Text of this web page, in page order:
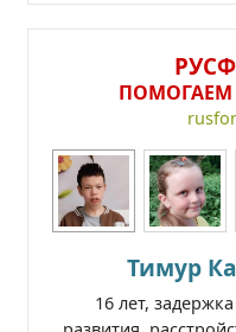
ПОМОГАЕМ
Тимур
16 лет,